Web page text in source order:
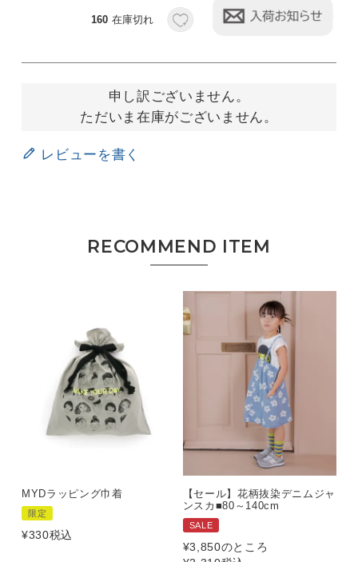
160 在庫切れ
申し訳ございません。
ただいま在庫がございません。
レビューを書く
MYDラッピング巾着
限定
¥330税込
【セール】花柄抜染デニムジャ
ンスカ■80～140cm
SALE
¥3,850のところ